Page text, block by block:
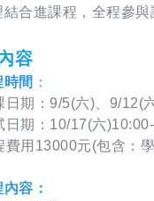
結合進課程，全程參
容
間 ：
日期：9/5(六)、9/12(
日期：10/17(六
費用13000元(包含：
容：